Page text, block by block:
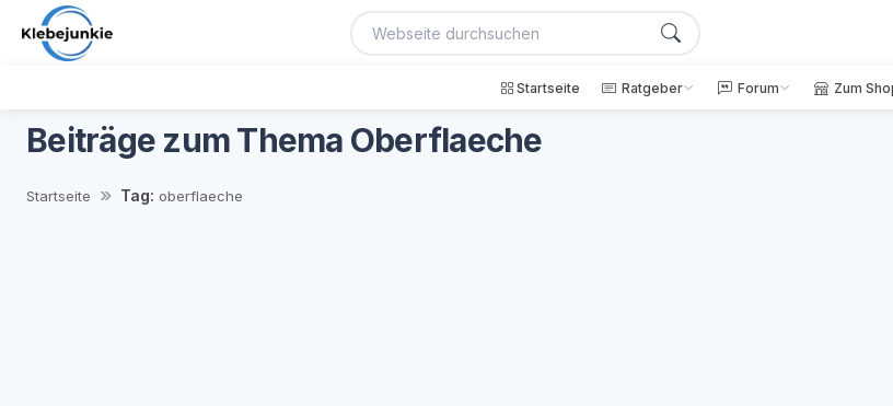
Startseite Ratgeber Forum Zum
Beiträge zum Thema Oberflaeche
Startseite Tag: oberflaeche